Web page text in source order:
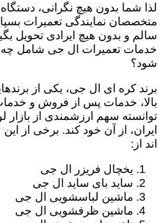
لذا شما بدون هیچ نگرانی،
متخصصان نمایندگی تعمیرات
سالم و بدون هیچ ایرادی تحویل
خدمات تعمیرات ال جی شامل
شود؟
برند کره ای ال جی، یکی از
بالا، خدمات پس از فروش و
توانسته سهم ارزشمندی از بازار
ایران، از آن خود کند. برخی از
اند از:
یخچال فریزر ال جی
ساید بای ساید ال جی
ماشین لباسشویی ال جی
ماشین ظرفشویی ال جی